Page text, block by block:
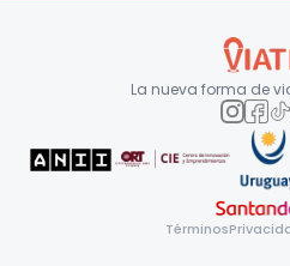
La nueva forma de
Términos